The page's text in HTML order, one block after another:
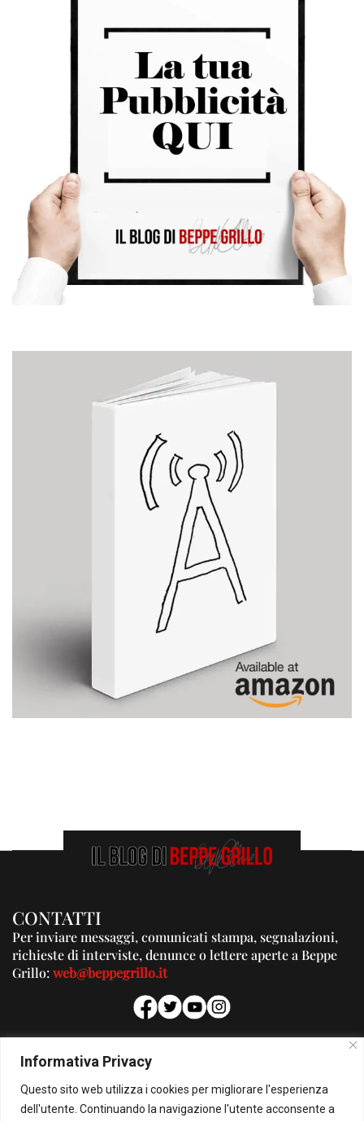
Informativa Privacy
Questo sito web utilizza i cookies per migliorare l'esperienza
dell'utente. Continuando la navigazione l'utente acconsente a
CONTATTI
Per inviare messaggi, comunicati stampa, segnalazioni,
richieste di interviste, denunce o lettere aperte a Beppe
Grillo:web@beppegrillo.it
PUBBLICITA'
Per la tua pubblicità su questo Blog:
pubblicita@beppegrillo.it